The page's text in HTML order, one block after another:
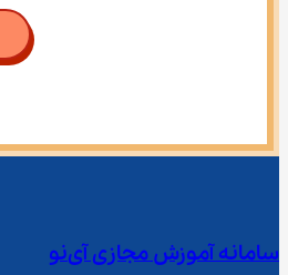
سامانه آموزش مجازی آی‌نو